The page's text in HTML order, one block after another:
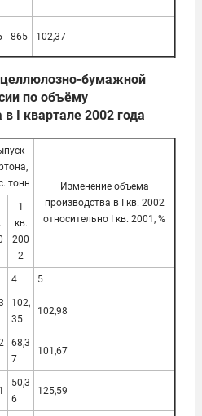
865 102,37
целлюлозно-бумажной
по объёму
I квартале 2002 года
тонн
Изменение объема
производства в I кв. 2002
относительно I кв. 2001, %
1
кв.
200
2
4 5
102,
35
102,98
68,3
7
101,67
50,3
6
125,59